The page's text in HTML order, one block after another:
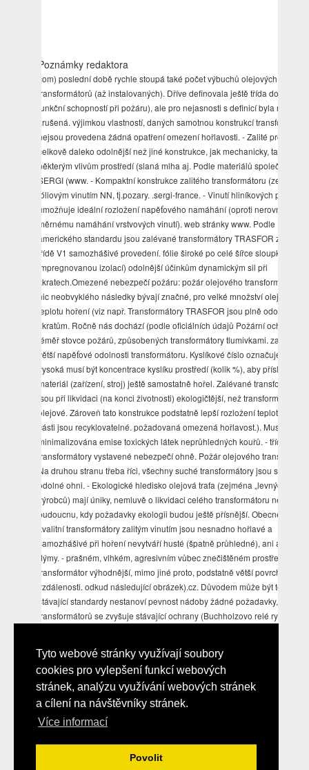
Tyto webové stránky využívají soubory
cookies pro vylepšení funkcí webových
stránek, analýzu využívání webových stránek
a cílení na návštěvníky stránek.
Více informací
Povolit
Poznámky redaktora
com) poslední době rychle stoupá také počet výbuchů olejových
transformátorů (až instalovaných). Dříve definovala ještě třída dočasnou
funkční schopností při požáru), ale pro nejasnosti s definicí byla nakonec
zrušená. výjimkou vlastností, daných samotnou konstrukcí
nejsou provedena žádná opatření omezení hořlavosti. - Zalité provedení
celkově daleko odolnější než jiné konstrukce, jak mechanicky, tak proti
některým vlivům prostředí (slaná mlha aj. Podle materiálů společnosti
SERGI (www. - Kompaktní konstrukce zalitého transformátoru (zejména
fóliovým vinutím NN, tj.pozary. .sergi-france. - Vinutí hliníkových pásků
umožňuje ideální rozložení napěťového namáhání (oproti nerovno­
měrnému namáhání vrstvových vinutí). web stránky www. Podle
amerického standardu jsou zalévané transformátory TRASFOR
třídě V1 samozhášivé provedení. fólie široké po celé šířce sloupku
impregnovanou izolací) odolnější účinkům dynamickým sil při
zkratech.Omezené nebezpečí požáru: požár olejového transformátoru
nic neobvyklého následky bývají značné, pro velké množství oleje
teplotu hoření (viz např. Transformátory TRASFOR jsou plně odolné
zkratům. Ročně nás dochází (podle oficiálních údajů Požární ochrany)
téměř stovce požárů, způsobených transformátory tlumivkami. zase
větší napěťové odolnosti transformátoru. Kyslíkové číslo označuje, jak
vysoká musí být koncentrace kyslíku prostředí (kolik %), aby příslušný
materiál (zařízení, stroj) ještě samostatně hořel. Zalévané transformátory
jsou při likvidaci (na konci životnosti) ekologičtější, než transformátory
olejové. Zároveň tato konstrukce podstatně lepší rozložení teploty. větší
části jsou recyklovatelné. požadovaná omezená hořlavost.). Musí být
minimalizována emise toxických látek neprůhledných kouřů. - třída
transformátory vystavené nebezpečí ohně. Požár olejového
Na druhou stranu třeba říci, všechny suché transformátory jsou stejně
odolné ohni. - Ekologické hledisko olejová trafa (zejména „levných“
výrobců) mají úniky, nemluvě o likvidaci celého transformátoru někdy
budoucnu, kdy požadavky ekologii budou ještě přísnější. Obecně lze říci,
kvalitní transformátory zalitým vinutím jsou nesnadno hořlavé a
samozhášivé při hoření nevytváří husté (špatně průhledné), ani
dýmy. - prašném, vlhkém, agresivním vůbec znečištěném prostředí suchý
transformátor výhodnější, mimo jiné proto, podstatně větší povrchové
vzdálenosti. odkud následující obrázek).cz. Důvodem může být to, že
stávající standardy nestanoví pevnost nádoby žádné požadavky, zatížení
transformátorů se zvyšuje stávající ochrany (Buchholzovo relé rychlé
(podle ČSN 60726) takto: - třída blíže nespecifikované protipožární
charakteristiky
Upload © 2026 Elektrika.info